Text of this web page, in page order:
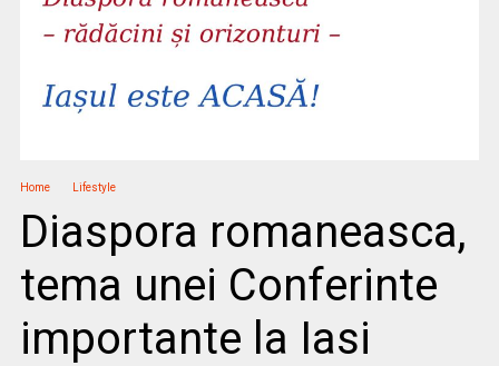
Home Lifestyle
Diaspora romaneasca,
tema unei Conferinte
importante la Iasi